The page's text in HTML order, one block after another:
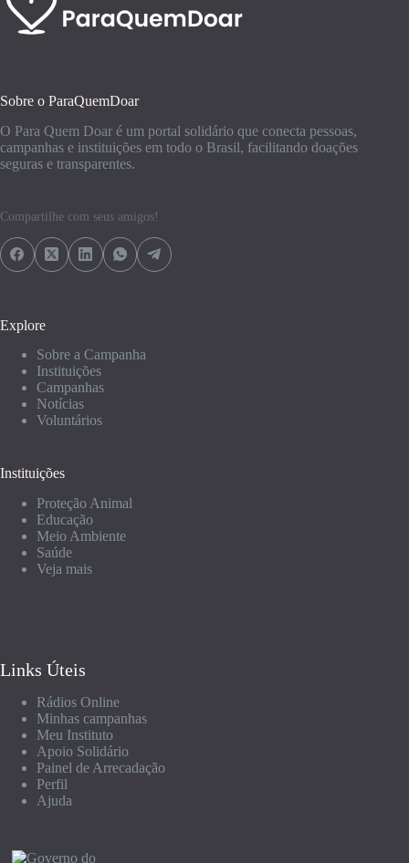
Sobre o ParaQuemDoar
O Para Quem Doar é um portal solidário que conecta pessoas,
campanhas e instituições em todo o Brasil, facilitando doações
seguras e transparentes.
Compartilhe com seus amigos!
Explore
Sobre a Campanha
Instituições
Campanhas
Notícias
Voluntários
Instituições
Proteção Animal
Educação
Meio Ambiente
Saúde
Veja mais
Links Úteis
Rádios Online
Minhas campanhas
Meu Instituto
Apoio Solidário
Painel de Arrecadação
Perfil
Ajuda